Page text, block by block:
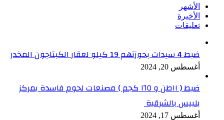
الأشهر
الأخيرة
تعليقات
ضبط 4 سيدات بحوزتهم 19 كيلو لعقار الكبتاجون المخدر
أغسطس 20, 2024
ضبط ( ١١طن و ١٦٥ كجم ) مصنعات لحوم فاسدة بمركز
بلبيس بالشرقية
أغسطس 17, 2024